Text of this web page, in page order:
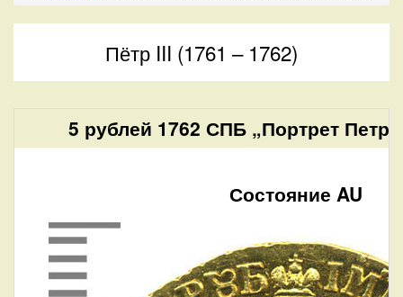
Пётр III (1761 – 1762)
5 рублей 1762 СПБ „Портрет
Состояние AU